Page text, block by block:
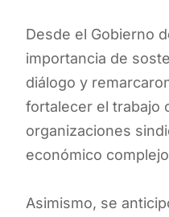
Desde el Gobierno
importancia de
diálogo y
fortalecer el trabajo
organizaciones
económico
Asimismo, se